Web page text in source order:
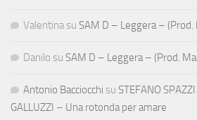
Valentina su SAM D – Leggera – (Prod.
Danilo su SAM D – Leggera – (Prod.
Antonio Bacciocchi su STEFANO
GALLUZZI – Una rotonda per amare